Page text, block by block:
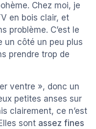
Chez moi, je
en bois clair, et
problème. C’est le
un côté un peu plus
prendre trop de
ventre », donc un
petites anses sur
clairement, ce n’est
sont assez fines